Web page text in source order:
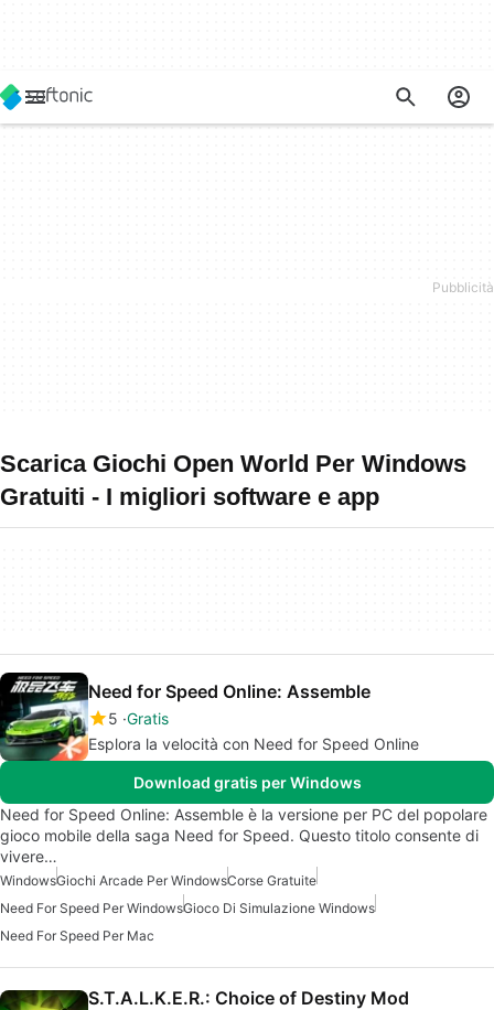
Scarica Giochi Open World Per Windows
Gratuiti - I migliori software e app
Need for Speed Online: Assemble
5 Gratis
Esplora la velocità con Need for Speed Online
Download gratis per Windows
Need for Speed Online: Assemble è la versione per PC del popolare
gioco mobile della saga Need for Speed. Questo titolo consente di
vivere…
WindowsGiochi Arcade Per WindowsCorse Gratuite
Need For Speed Per WindowsGioco Di Simulazione Windows
Need For Speed Per Mac
S.T.A.L.K.E.R.: Choice of Destiny Mod